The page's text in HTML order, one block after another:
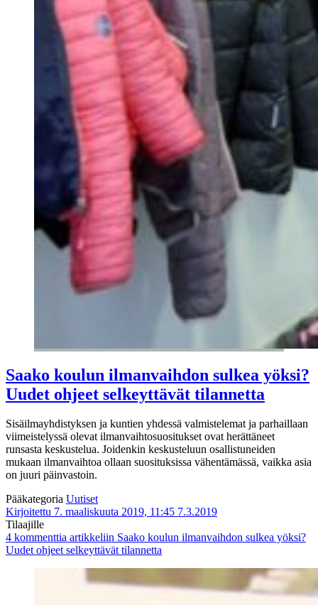
Saako koulun ilmanvaihdon sulkea yöksi?
Uudet ohjeet selkeyttävät tilannetta
Sisäilmayhdistyksen ja kuntien yhdessä valmistelemat ja parhaillaan
viimeistelyssä olevat ilmanvaihtosuositukset ovat herättäneet
runsasta keskustelua. Joidenkin keskusteluun osallistuneiden
mukaan ilmanvaihtoa ollaan suosituksissa vähentämässä, vaikka asia
on juuri päinvastoin.
Pääkategoria Uutiset
Kirjoitettu 7. maaliskuuta 2019, 11:45 7.3.2019
Tilaajille
4 kommenttia artikkeliin Saako koulun ilmanvaihdon sulkea yöksi?
Uudet ohjeet selkeyttävät tilannetta